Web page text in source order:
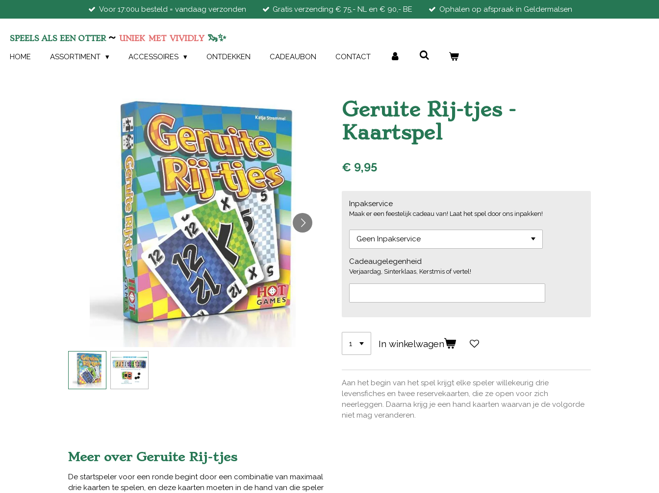
direct
de
hoofdinhoud
Voor 17:00u besteld = vandaag verzonden Gratis verzending € 75,- NL en € 90,- BE Ophalen op afspraak in Geldermalsen
SPEELS ALS EEN OTTER ~ UNIEK MET VIVIDLY 🦦✨
HOME ASSORTIMENT ACCESSOIRES ONTDEKKEN CADEAUBON CONTACT
Geruite Rij-tjes -
Kaartspel
€ 9,95
Inpakservice
Maak er een feestelijk cadeau van! Laat het spel door ons inpakken!
Cadeaugelegenheid
Verjaardag, Sinterklaas, Kerstmis of vertel!
In winkelwagen
Aan het begin van het spel krijgt elke speler willekeurig drie
levensfiches en twee reservekaarten, die ze open voor zich
neerleggen. Daarna krijg je een hand kaarten waarvan je de volgorde
niet mag veranderen.
Meer over Geruite Rij-tjes
De startspeler voor een ronde begint door een combinatie van maximaal
drie kaarten te spelen, en deze kaarten moeten in de hand van die speler